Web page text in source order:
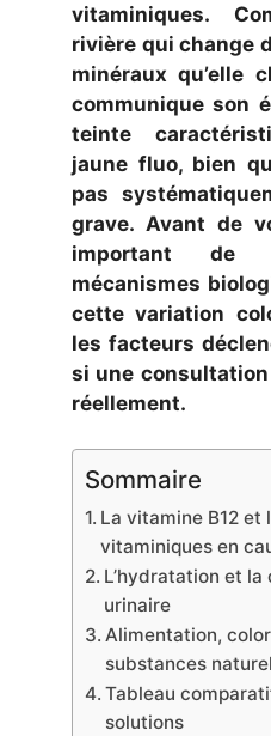
vitaminiques.
rivière qui change
minéraux qu’elle
communique son
teinte
jaune fluo, bien
pas
grave. Avant de
important de
mécanismes
cette variation
les facteurs
si une consultation
réellement.
Sommaire
La vitamine B12 et
vitaminiques en
L’hydratation et
urinaire
Alimentation,
substances
Tableau
solutions